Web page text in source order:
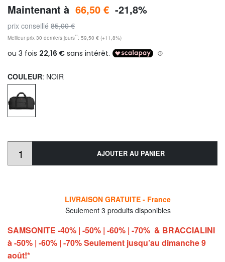
Maintenant à 66,50 € -21,8%
prix conseillé 85,00 €
Meilleur prix 30 derniers jours**: 59,50 € (+11,8%)
COULEUR: NOIR
AJOUTER AU PANIER
LIVRAISON GRATUITE - France
Seulement 3 produits disponibles
SAMSONITE -40% | -50% | -60% | -70% & BRACCIALINI
à -50% | -60% | -70% Seulement jusqu’au dimanche 9
août!*